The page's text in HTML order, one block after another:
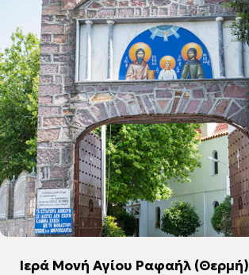
Ιερά Μονή Αγίου Ραφαήλ (Θερμή)